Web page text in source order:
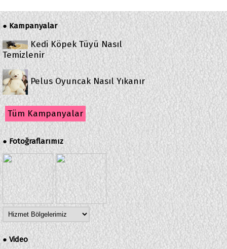
● Kampanyalar
Kedi Köpek Tüyü Nasıl
Temizlenir
Pelus Oyuncak Nasıl Yıkanır
Tüm Kampanyalar
● Fotoğraflarımız
●Video